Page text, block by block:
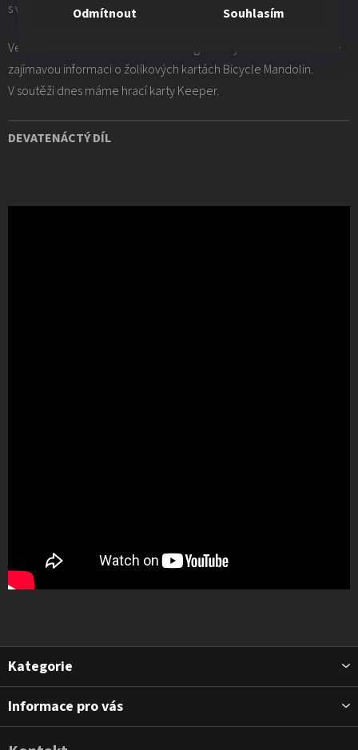
Odmítnout Souhlasím
s vysokým hodnocením 94%.
Ve slovníčku se dozvíte něco více o gimikových kartách a zvláště
zajímavou informaci o žolíkových kartách Bicycle Mandolin.
V soutěži dnes máme hrací karty Keeper.
DEVATENÁCTÝ DÍL
Z
p
Kategorie
Informace pro vás